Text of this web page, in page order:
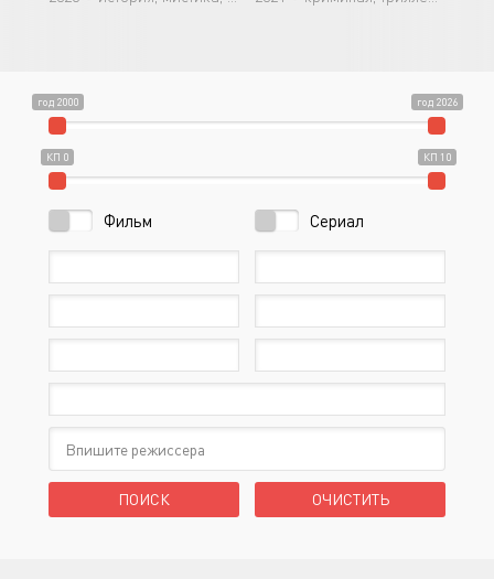
год 2000 год 2026
КП 0 КП 10
Фильм Сериал